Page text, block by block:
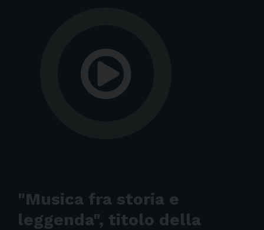
"Musica fra storia e
leggenda", titolo della